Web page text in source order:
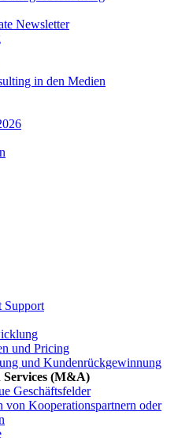
Newsletter
in den Medien
Support
und Pricing
und Kundenrückgewinnung
Services (M&A)
Geschäftsfelder
von Kooperationspartnern oder